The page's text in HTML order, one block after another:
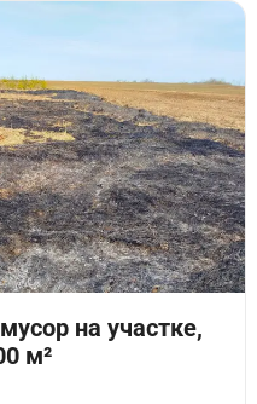
на участке,
м²